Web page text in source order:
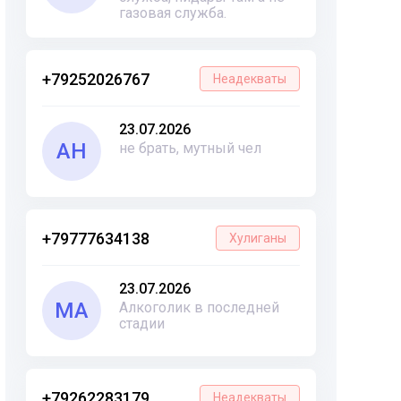
газовая служба.
+79252026767 Неадекваты
АН
23.07.2026
не брать, мутный чел
+79777634138 Хулиганы
МА
23.07.2026
Алкоголик в последней
стадии
Неадекваты